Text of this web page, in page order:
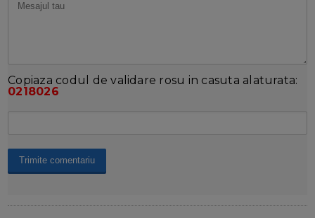
Copiaza codul de validare rosu in casuta alaturata:
0218026